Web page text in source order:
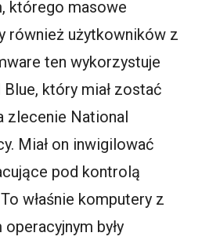
którego masowe
również użytkowników z
ten wykorzystuje
który miał zostać
zlecenie National
Miał on inwigilować
pod kontrolą
właśnie komputery z
były